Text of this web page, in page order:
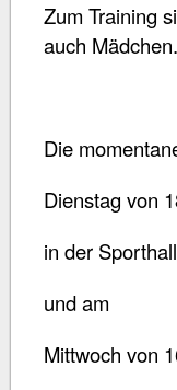
Zum Training
auch Mädchen.
Die
Dienstag von
in der
und am
Mittwoch von